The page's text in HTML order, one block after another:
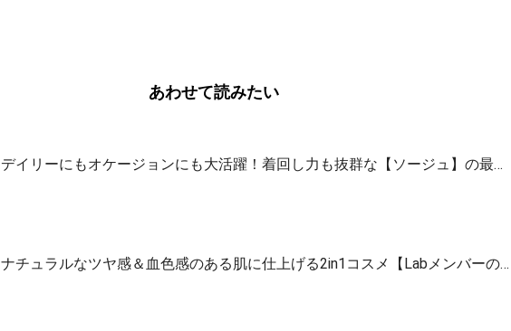
あわせて読みたい
デイリーにもオケージョンにも大活躍！着回し力も抜群な【ソージュ】の最…
ナチュラルなツヤ感＆血色感のある肌に仕上げる2in1コスメ【Labメンバーの…